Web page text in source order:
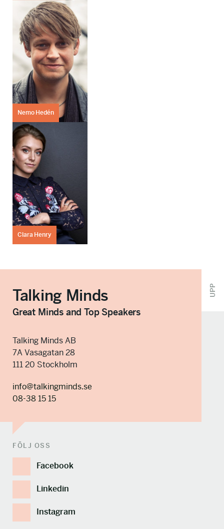
Nemo Hedén
Clara Henry
Talking Minds
Great Minds and Top Speakers
Talking Minds AB
7A Vasagatan 28
111 20 Stockholm
info@talkingminds.se
08-38 15 15
UPP
FÖLJ OSS
Facebook
Linkedin
Instagram